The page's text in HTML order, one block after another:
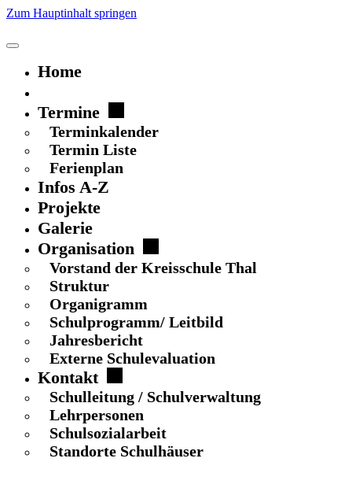
Zum Hauptinhalt springen
Home
Termine
Terminkalender
Termin Liste
Ferienplan
Infos A-Z
Projekte
Galerie
Organisation
Vorstand der Kreisschule Thal
Struktur
Organigramm
Schulprogramm/ Leitbild
Jahresbericht
Externe Schulevaluation
Kontakt
Schulleitung / Schulverwaltung
Lehrpersonen
Schulsozialarbeit
Standorte Schulhäuser